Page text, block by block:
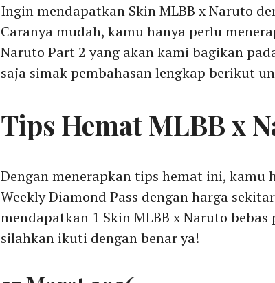
Ingin mendapatkan Skin MLBB x Naruto
Caranya mudah, kamu hanya perlu
Naruto Part 2 yang akan kami bagikan
saja simak pembahasan lengkap berikut
Tips Hemat MLBB x
Dengan menerapkan tips hemat ini, kamu
Weekly Diamond Pass dengan harga
mendapatkan 1 Skin MLBB x Naruto
silahkan ikuti dengan benar ya!